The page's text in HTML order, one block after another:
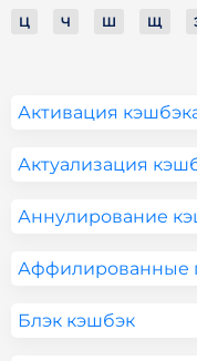
Ц Ч Ш Щ
Активация
Актуализация
Аннулирование
Аффилированные
Блэк кэшбэк